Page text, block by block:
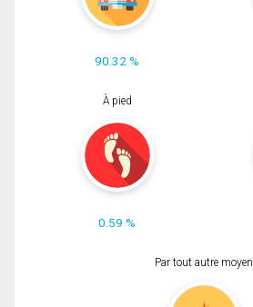
90.32 %
À pied
0.59 %
Par tout autre moyen